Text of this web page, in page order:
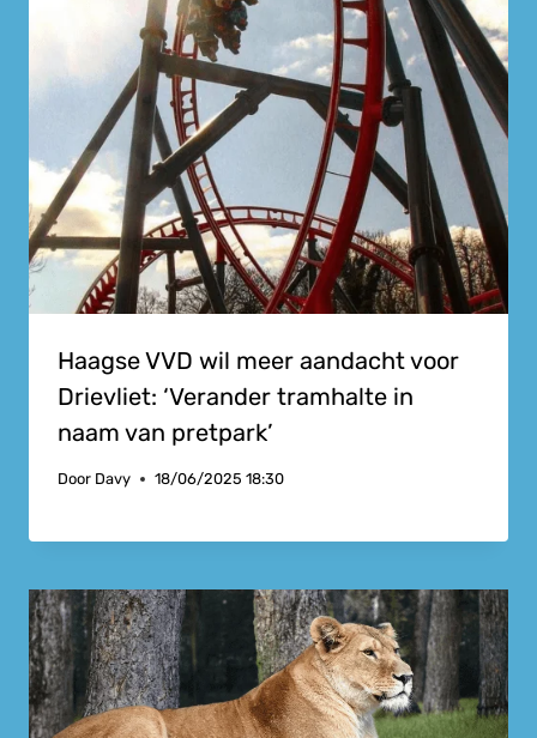
Haagse VVD wil meer aandacht voor
Drievliet: ‘Verander tramhalte in
naam van pretpark’
Door Davy 18/06/2025 18:30